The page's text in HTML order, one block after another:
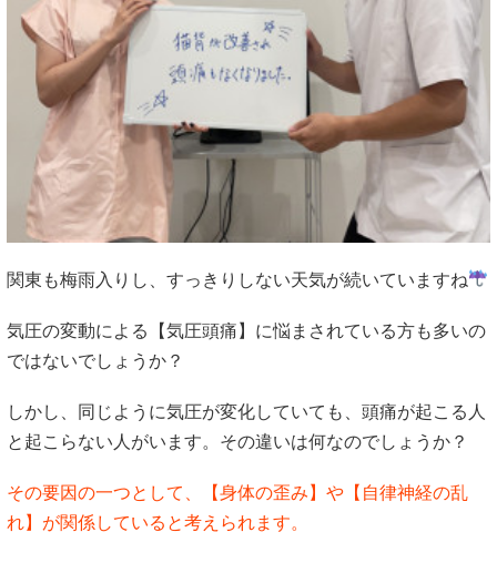
関東も梅雨入りし、すっきりしない天気が続いていますね
気圧の変動による【気圧頭痛】に悩まされている方も多いの
ではないでしょうか？
しかし、同じように気圧が変化していても、頭痛が起こる人
と起こらない人がいます。その違いは何なのでしょうか？
その要因の一つとして、【身体の歪み】や【自律神経の乱
れ】が関係していると考えられます。